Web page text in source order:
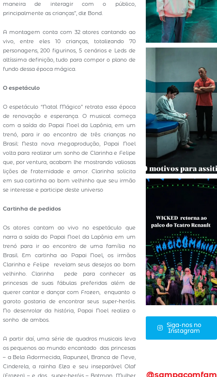
maneira de interagir com o público,
principalmente as crianças”, diz Bond.
A montagem conta com 32 atores cantando ao
vivo, entre eles 10 crianças, totalizando 70
personagens, 200 figurinos, 5 cenários e Leds de
altíssima definição, tudo para compor o plano de
fundo dessa época mágica.
O espetáculo
O espetáculo “Natal Mágico” retrata essa época
de renovação e esperança. O musical começa
com a saída do Papai Noel da Lapônia, em um
trenó, para ir ao encontro de três crianças no
Brasil: Nesta nova megaprodução, Papai Noel
volta para realizar um sonho de Clarinha e Felipe
que, por ventura, acabam lhe mostrando valiosas
lições de fraternidade e amor. Clarinha solicita
em sua cartinha ao bom velhinho que seu irmão
se interesse e participe deste universo
Cartinha de pedidos
Os atores cantam ao vivo no espetáculo que
narra a saída do Papai Noel da Lapônia em um
trenó para ir ao encontro de uma família no
Brasil. Em cartinha ao Papai Noel, os irmãos
Clarinha e Felipe revelam seus desejos ao bom
velhinho. Clarinha pede para conhecer as
princesas de suas fábulas preferidas além de
querer cantar e dançar com Frozen, enquanto o
garoto gostaria de encontrar seus super-heróis.
No desenrolar da história, Papai Noel realiza o
sonho de ambos.
A partir daí, uma série de quadros musicais leva
os pequenos ao mundo encantado das princesas
– a Bela Adormecida, Rapunzel, Branca de Neve,
Cinderela, a rainha Elza e seu inseparável Olaf
(Frozen) – e dos super-heróis – Batman, Mulher
Siga-nos no
Instagram
@sampacomfam